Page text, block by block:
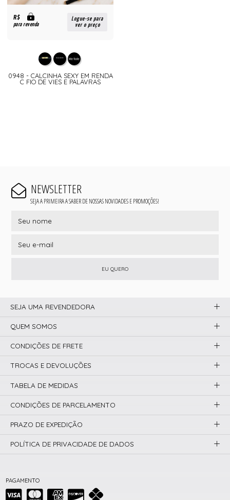
R$
para revenda
Logue-se para
ver o preço
0948 - CALCINHA SEXY EM RENDA
C FIO DE VIES E PALAVRAS
NEWSLETTER
SEJA A PRIMEIRA A SABER DE NOSSAS NOVIDADES E PROMOÇÕES!
EU QUERO
PAGAMENTO
SEJA UMA REVENDEDORA
QUEM SOMOS
CONDIÇÕES DE FRETE
TROCAS E DEVOLUÇÕES
TABELA DE MEDIDAS
CONDIÇÕES DE PARCELAMENTO
PRAZO DE EXPEDIÇÃO
POLÍTICA DE PRIVACIDADE DE DADOS